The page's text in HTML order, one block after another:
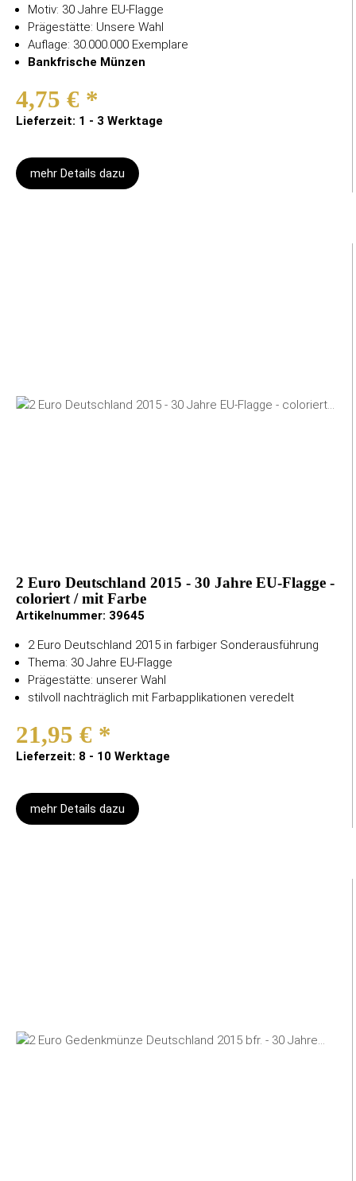
Motiv: 30 Jahre EU-Flagge
Prägestätte: Unsere Wahl
Auflage: 30.000.000 Exemplare
Bankfrische Münzen
4,75 € *
Lieferzeit: 1 - 3 Werktage
mehr Details dazu
2 Euro Deutschland 2015 - 30 Jahre EU-Flagge -
coloriert / mit Farbe
Artikelnummer: 39645
2 Euro Deutschland 2015 in farbiger Sonderausführung
Thema: 30 Jahre EU-Flagge
Prägestätte: unserer Wahl
stilvoll nachträglich mit Farbapplikationen veredelt
21,95 € *
Lieferzeit: 8 - 10 Werktage
mehr Details dazu